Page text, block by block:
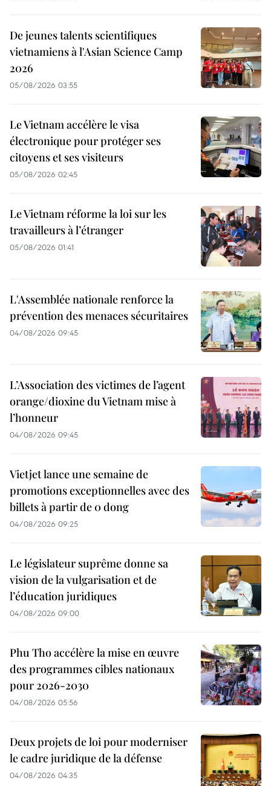
De jeunes talents scientifiques
vietnamiens à l'Asian Science Camp
2026
05/08/2026 03:55
Le Vietnam accélère le visa
électronique pour protéger ses
citoyens et ses visiteurs
05/08/2026 02:45
Le Vietnam réforme la loi sur les
travailleurs à l’étranger
05/08/2026 01:41
L'Assemblée nationale renforce la
prévention des menaces sécuritaires
04/08/2026 09:45
L’Association des victimes de l’agent
orange/dioxine du Vietnam mise à
l’honneur
04/08/2026 09:45
Vietjet lance une semaine de
promotions exceptionnelles avec des
billets à partir de 0 dong
04/08/2026 09:25
Le législateur suprême donne sa
vision de la vulgarisation et de
l’éducation juridiques
04/08/2026 09:00
Phu Tho accélère la mise en œuvre
des programmes cibles nationaux
pour 2026-2030
04/08/2026 05:56
Deux projets de loi pour moderniser
le cadre juridique de la défense
04/08/2026 04:35